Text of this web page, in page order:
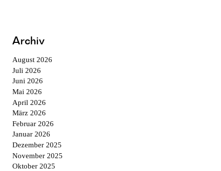
Archiv
August 2026
Juli 2026
Juni 2026
Mai 2026
April 2026
März 2026
Februar 2026
Januar 2026
Dezember 2025
November 2025
Oktober 2025